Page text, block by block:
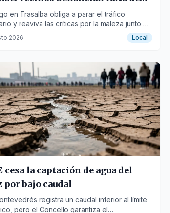
en Trasalba obliga a parar el tráfico
y reaviva las críticas por la maleza junto a
2026 Local
cesa la captación de agua del
por bajo caudal
registra un caudal inferior al límite
pero el Concello garantiza el